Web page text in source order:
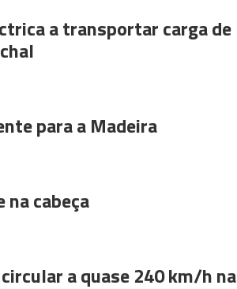
a transportar carga de
para a Madeira
cabeça
a quase 240 km/h na